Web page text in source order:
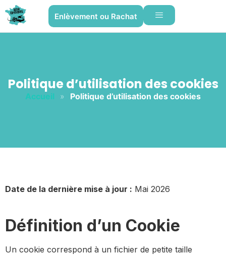
Enlèvement ou Rachat
Politique d’utilisation des cookies
Accueil » Politique d’utilisation des cookies
Date de la dernière mise à jour : Mai 2026
Définition d’un Cookie
Un cookie correspond à un fichier de petite taille